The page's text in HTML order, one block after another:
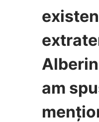
am